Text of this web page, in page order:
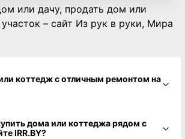
или дачу, продать дом или
– сайт Из рук в руки, Мира
ремонтом на
дома или коттеджа рядом с
сайте IRR.BY?